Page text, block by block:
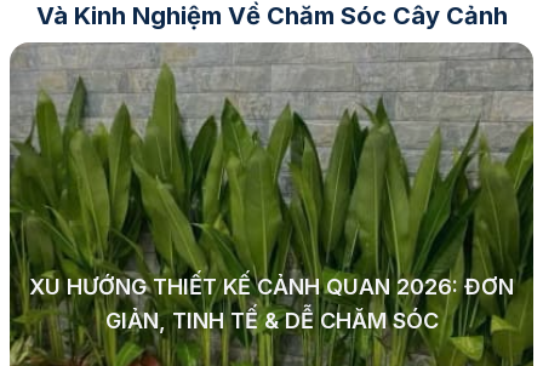
Và Kinh Nghiệm Về Chăm Sóc Cây Cảnh
XU HƯỚNG THIẾT KẾ CẢNH QUAN 2026: ĐƠN
GIẢN, TINH TẾ & DỄ CHĂM SÓC